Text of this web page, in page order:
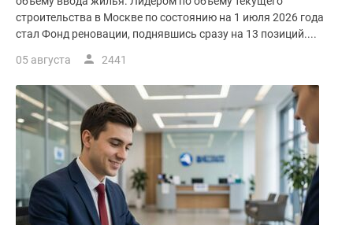
строительства в Москве по состоянию на 1 июля 2026 года
стал Фонд реновации, поднявшись сразу на 13 позиций....
05 августа 2441